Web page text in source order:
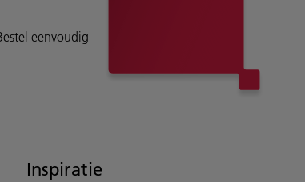
eenvoudig
Inspiratie